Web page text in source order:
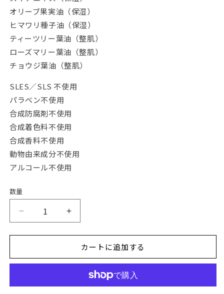
オリーブ果実油（保湿）
ヒマワリ種子油（保湿）
ティーツリー葉油（整肌）
ローズマリー葉油（整肌）
チョウジ葉油（整肌）
SLES／SLS 不使用
パラベン不使用
合成防腐剤不使用
合成着色料不使用
合成香料不使用
動物由来成分不使用
アルコール不使用
数
数量
コ
SOAP《Ki》
数
コ
SOAP《Ki》
カートに追加する